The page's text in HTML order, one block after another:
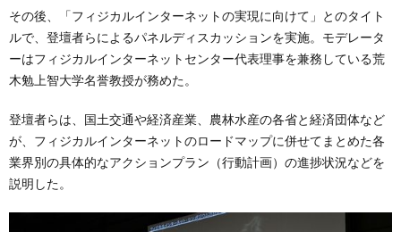
その後、「フィジカルインターネットの実現に向けて」とのタイト
ルで、登壇者らによるパネルディスカッションを実施。モデレータ
ーはフィジカルインターネットセンター代表理事を兼務している荒
木勉上智大学名誉教授が務めた。
登壇者らは、国土交通や経済産業、農林水産の各省と経済団体など
が、フィジカルインターネットのロードマップに併せてまとめた各
業界別の具体的なアクションプラン（行動計画）の進捗状況などを
説明した。